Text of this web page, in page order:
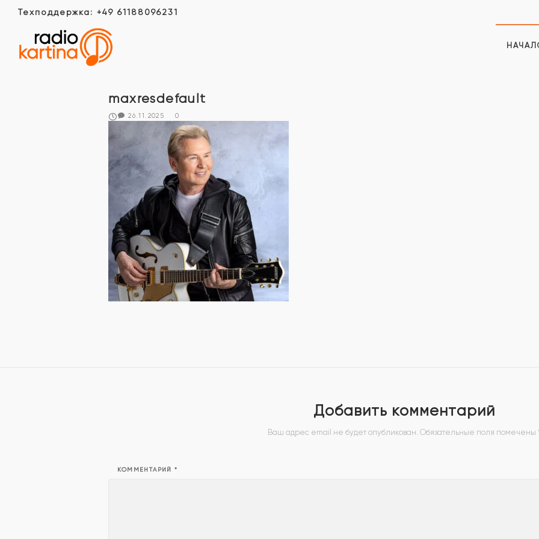
Техподдержка: +49 61188096231
maxresdefault
26.11.2025 0
Добавить комментарий
Ваш адрес email не будет опубликован. Обязательные поля помечены
КОММЕНТАРИЙ*